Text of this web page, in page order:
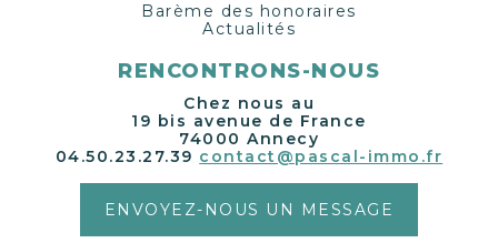
Barème des honoraires
Actualités
RENCONTRONS-NOUS
Chez nous au
19 bis avenue de France
74000 Annecy
04.50.23.27.39 contact@pascal-immo.fr
ENVOYEZ-NOUS UN MESSAGE